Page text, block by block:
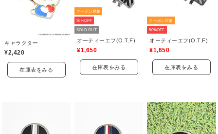
キャラクター
¥2,420
在庫表をみる
クーポン対象
50%OFF
SOLD OUT
オーティーエフ(O.T.F)
¥1,650
在庫表をみる
クーポン対象
50%OFF
オーティーエフ(O.T.F)
¥1,650
在庫表をみる